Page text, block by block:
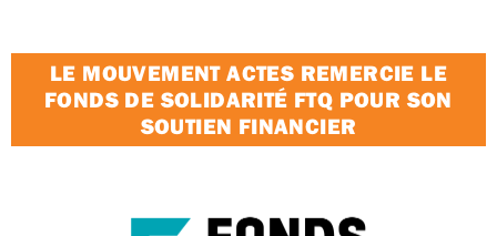
LE MOUVEMENT ACTES REMERCIE LE
FONDS DE SOLIDARITÉ FTQ POUR SON
SOUTIEN FINANCIER